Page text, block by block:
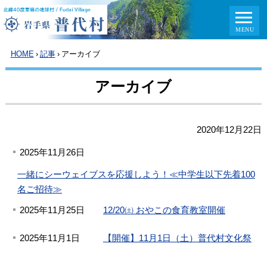
HOME › 記事 › アーカイブ
アーカイブ
2020年12月22日
2025年11月26日
一緒にシーウェイブスを応援しよう！≪中学生以下先着100
名ご招待≫
2025年11月25日 12/20㈯ おやこの食育教室開催
2025年11月1日 【開催】11月1日（土）普代村文化祭